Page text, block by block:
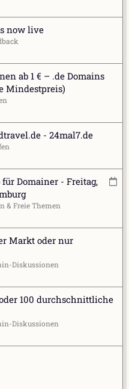
now live
ab 1 € – .de Domains
Mindestpreis)
- 24mal7.de
n
s
Domainer - Freitag,
& Freie Themen
Markt oder nur
Diskussionen
100 durchschnittliche
Diskussionen